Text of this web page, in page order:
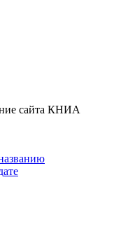
сайта КНИА